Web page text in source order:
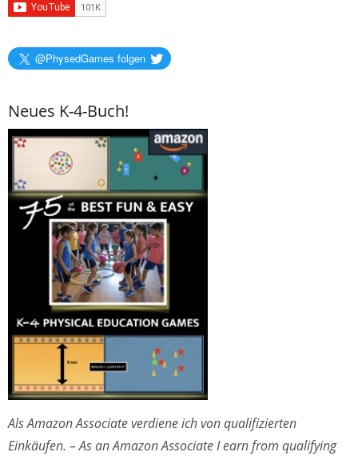
@PhysedGames folgen
Neues K-4-Buch!
Als Amazon Associate verdiene ich von qualifizierten
Einkäufen. – As an Amazon Associate I earn from qualifying